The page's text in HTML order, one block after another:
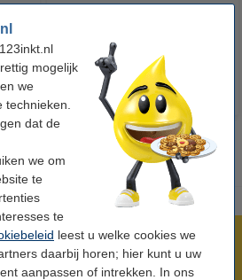
mogelijk
we
dat de
we om
te
te
leest u welke cookies we
daarbij horen; hier kunt u uw
aanpassen of intrekken. In ons
Credit
morgen in huis!